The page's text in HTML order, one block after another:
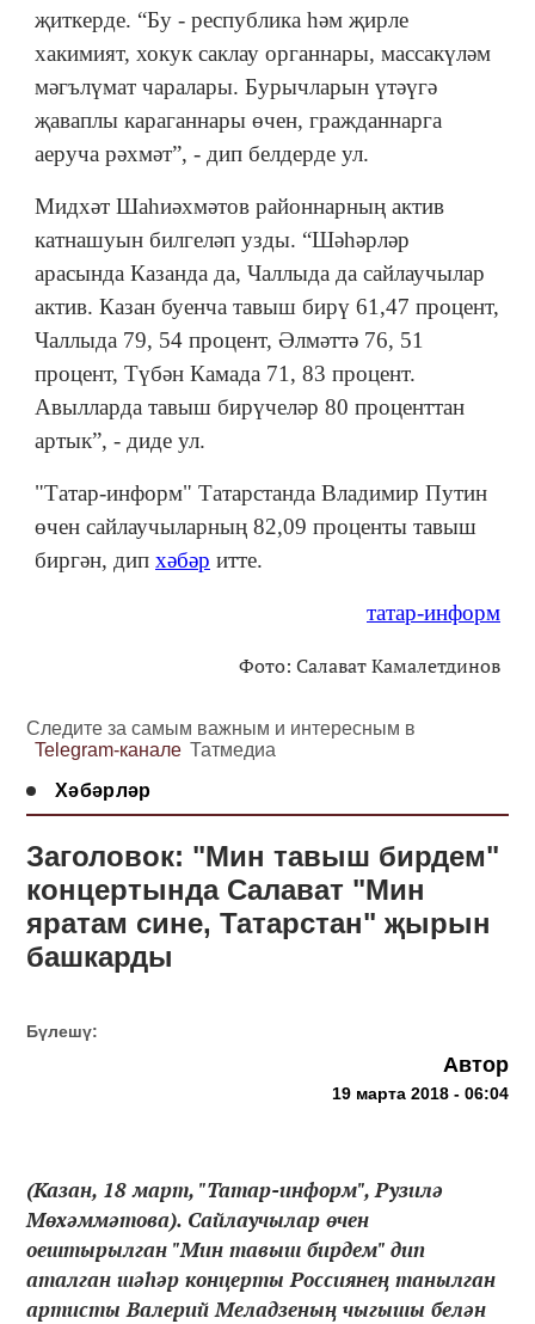
җиткерде. “Бу - республика һәм җирле
хакимият, хокук саклау органнары, массакүләм
мәгълүмат чаралары. Бурычларын үтәүгә
җаваплы караганнары өчен, гражданнарга
аеруча рәхмәт”, - дип белдерде ул.
Мидхәт Шаһиәхмәтов районнарның актив
катнашуын билгеләп узды. “Шәһәрләр
арасында Казанда да, Чаллыда да сайлаучылар
актив. Казан буенча тавыш бирү 61,47 процент,
Чаллыда 79, 54 процент, Әлмәттә 76, 51
процент, Түбән Камада 71, 83 процент.
Авылларда тавыш бирүчеләр 80 проценттан
артык”, - диде ул.
"Татар-информ" Татарстанда Владимир Путин
өчен сайлаучыларның 82,09 проценты тавыш
биргән, дип хәбәр итте.
татар-информ
Фото: Салават Камалетдинов
Следите за самым важным и интересным в
Telegram-канале Татмедиа
Хәбәрләр
Заголовок: "Мин тавыш бирдем"
концертында Салават "Мин
яратам сине, Татарстан" җырын
башкарды
Бүлешү:
Автор
19 марта 2018 - 06:04
(Казан, 18 март, "Татар-информ", Рузилә
Мөхәммәтова). Сайлаучылар өчен
оештырылган "Мин тавыш бирдем" дип
аталган шәһәр концерты Россиянең танылган
артисты Валерий Меладзеның чыгышы белән